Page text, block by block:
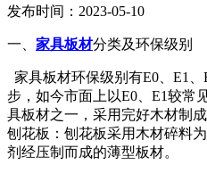
发布时间：2023-05-10
一、 家具板材分类及环保级别
家具板材环保级别有E0、E1
步，如今市面上以E0、E1较常
具板材之一，采用完好木材制
刨花板：刨花板采用木材碎料
剂经压制而成的薄型板材。